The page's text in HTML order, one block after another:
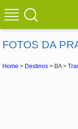
FOTOS DA
Home > Destinos > BA >